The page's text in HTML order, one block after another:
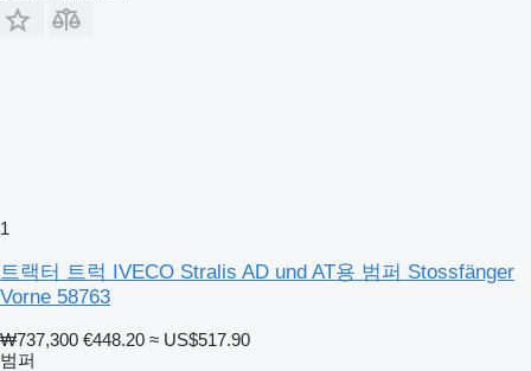
1
트랙터 트럭 IVECO Stralis AD und AT용 범퍼 Stossfänger
Vorne 58763
₩737,300 €448.20 ≈ US$517.90
범퍼